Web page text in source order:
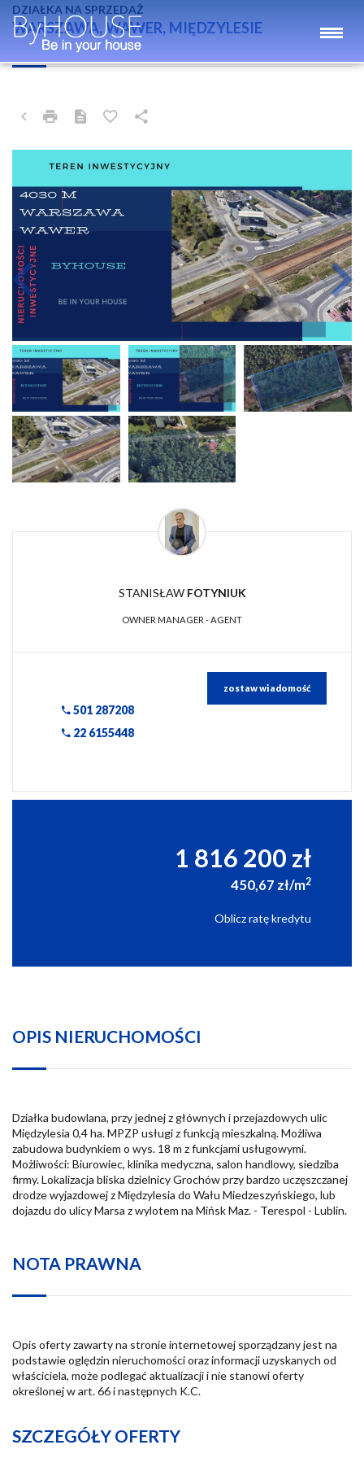
WARSZAWA, WAWER, MIĘDZYLESIE
DZIAŁKA NA SPRZEDAŻ
STANISŁAW FOTYNIUK
OWNER MANAGER - AGENT
501 287208
22 6155448
zostaw wiadomość
1 816 200 zł
450,67 zł/m2
Oblicz ratę kredytu
OPIS NIERUCHOMOŚCI
Działka budowlana, przy jednej z głównych i przejazdowych ulic
Międzylesia 0,4 ha. MPZP usługi z funkcją mieszkalną. Możliwa
zabudowa budynkiem o wys. 18 m z funkcjami usługowymi.
Możliwości: Biurowiec, klinika medyczna, salon handlowy, siedziba
firmy. Lokalizacja bliska dzielnicy Grochów przy bardzo uczęszczanej
drodze wyjazdowej z Międzylesia do Wału Miedzeszyńskiego, lub
dojazdu do ulicy Marsa z wylotem na Mińsk Maz. - Terespol - Lublin.
NOTA PRAWNA
Opis oferty zawarty na stronie internetowej sporządzany jest na
podstawie oględzin nieruchomości oraz informacji uzyskanych od
właściciela, może podlegać aktualizacji i nie stanowi oferty
określonej w art. 66 i następnych K.C.
SZCZEGÓŁY OFERTY